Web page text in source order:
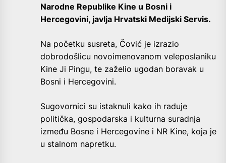
Narodne Republike Kine u Bosni i
Hercegovini, javlja Hrvatski Medijski Servis.
Na početku susreta, Čović je izrazio
dobrodošlicu novoimenovanom veleposlaniku
Kine Ji Pingu, te zaželio ugodan boravak u
Bosni i Hercegovini.
Sugovornici su istaknuli kako ih raduje
politička, gospodarska i kulturna suradnja
između Bosne i Hercegovine i NR Kine, koja je
u stalnom napretku.